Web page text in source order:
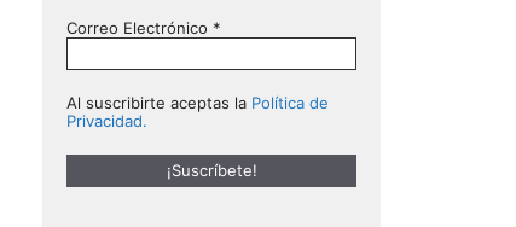
Correo Electrónico *
Al suscribirte aceptas la Política de
Privacidad.